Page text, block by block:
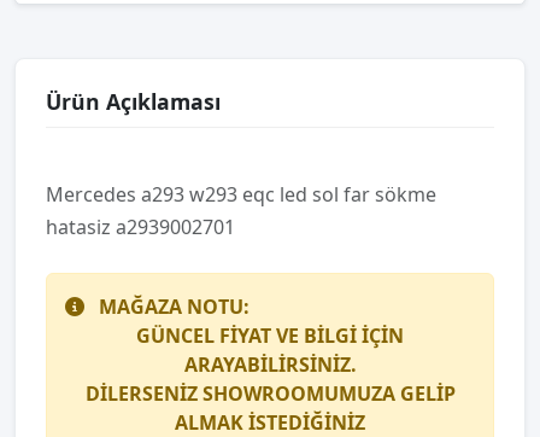
Ürün Açıklaması
Mercedes a293 w293 eqc led sol far sökme
hatasiz a2939002701
MAĞAZA NOTU:
GÜNCEL FİYAT VE BİLGİ İÇİN
ARAYABİLİRSİNİZ.
DİLERSENİZ SHOWROOMUMUZA GELİP
ALMAK İSTEDİĞİNİZ